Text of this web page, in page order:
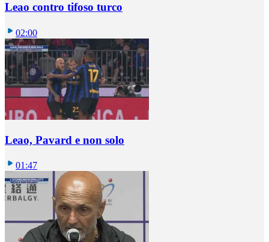
Leao contro tifoso turco
02:00
Leao, Pavard e non solo
01:47